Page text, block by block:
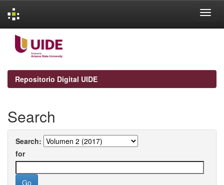
navigation
Repositorio Digital UIDE
Search
Search:
for